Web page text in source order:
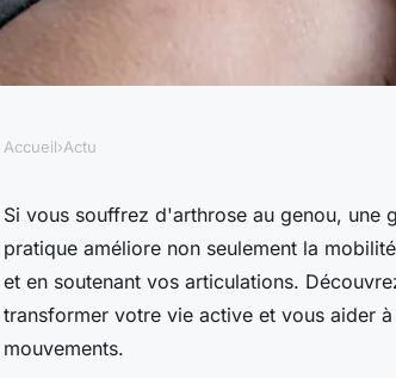
:
Accueil›Actu
Si vous souffrez d'arthrose au genou, une
pratique améliore non seulement la
et en soutenant vos articulations.
transformer votre vie active et vous aider
mouvements.